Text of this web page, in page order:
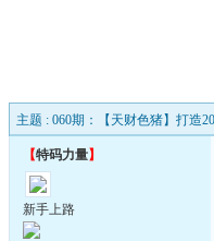
主题 : 060期：【天财色猪】打造
【特码力量】
新手上路